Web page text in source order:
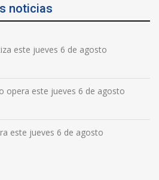
noticias
este jueves 6 de agosto
opera este jueves 6 de agosto
este jueves 6 de agosto